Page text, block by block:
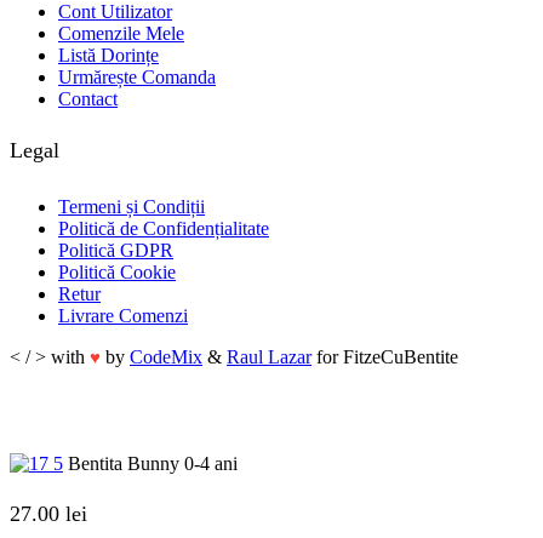
Cont Utilizator
Comenzile Mele
Listă Dorințe
Urmărește Comanda
Contact
Legal
Termeni și Condiții
Politică de Confidențialitate
Politică GDPR
Politică Cookie
Retur
Livrare Comenzi
< / > with ♥ by CodeMix & Raul Lazarfor FitzeCuBentite
Bentita Bunny 0-4 ani
27.00 lei